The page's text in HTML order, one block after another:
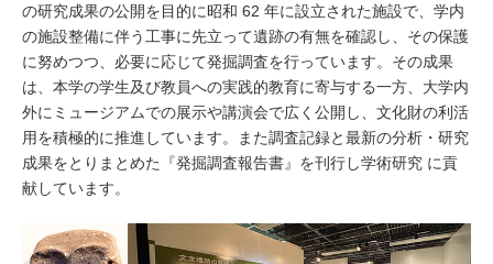
の研究成果の公開を⽬的に昭和 62 年に設⽴された施設で、学内
の施設整備に伴う⼯事に先⽴って遺跡の有無を確認し、その保護
に努めつつ、必要に応じて発掘調査を⾏っています。その成果
は、本学の学⽣及び教員への実践的教育に寄与する⼀⽅、⼤学内
外にミュージアムでの展⽰や講演会で広く公開し、⽂化財の利活
⽤を積極的に推進しています。また調査記録と最新の分析・研究
成果をとりまとめた『発掘調査報告書』を刊⾏し学術研究 に貢
献しています。